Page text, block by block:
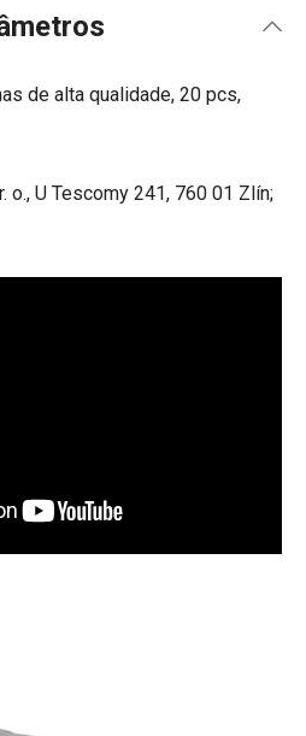
de alta qualidade, 20 pcs,
o., U Tescomy 241, 760 01 Zlín;